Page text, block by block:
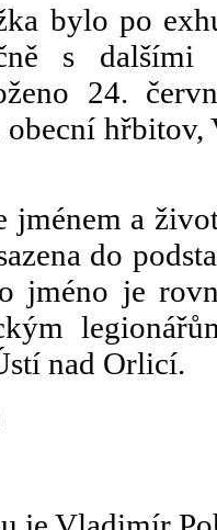
bylo po
s dalšími
24.
hřbitov,
jménem a
do
jméno je
nad Orlicí.